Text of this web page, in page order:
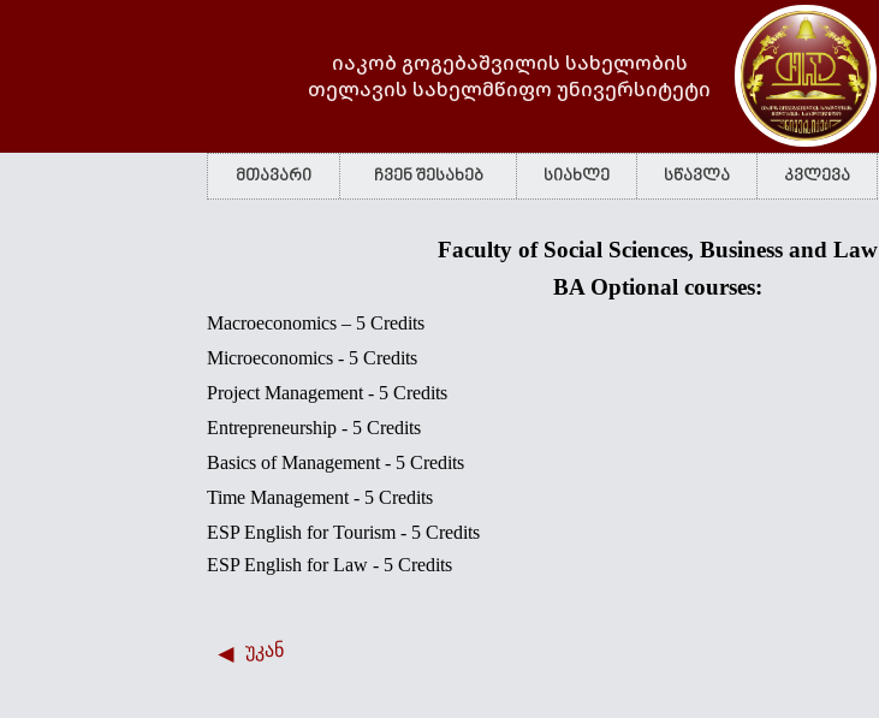
იაკობ გოგებაშვილის სახელობის
თელავის სახელმწიფო უნივერსიტეტი
მთავარი ჩვენ შესახებ სიახლე სწავლა კვლევა
Faculty of Social Sciences, Business and Law
BA Optional courses:
Macroeconomics – 5 Credits
Microeconomics - 5 Credits
Project Management - 5 Credits
Entrepreneurship - 5 Credits
Basics of Management - 5 Credits
Time Management - 5 Credits
ESP English for Tourism - 5 Credits
ESP English for Law - 5 Credits
უკან